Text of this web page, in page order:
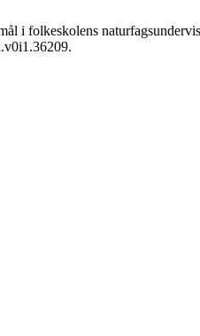
i folkeskolens